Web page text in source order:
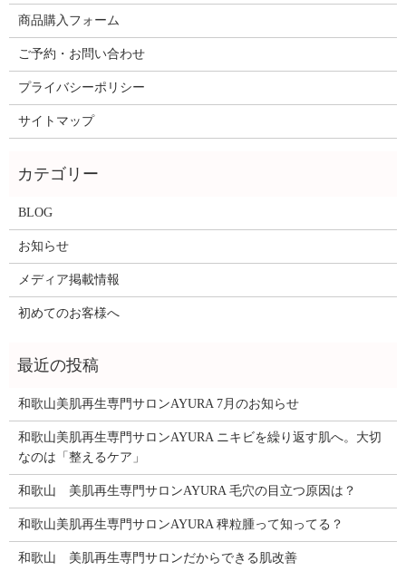
商品購入フォーム
ご予約・お問い合わせ
プライバシーポリシー
サイトマップ
BLOG
お知らせ
メディア掲載情報
初めてのお客様へ
和歌山美肌再生専門サロンAYURA 7月のお知らせ
和歌山美肌再生専門サロンAYURA ニキビを繰り返す肌へ。大切
なのは「整えるケア」
和歌山 美肌再生専門サロンAYURA 毛穴の目立つ原因は？
和歌山美肌再生専門サロンAYURA 稗粒腫って知ってる？
和歌山 美肌再生専門サロンだからできる肌改善